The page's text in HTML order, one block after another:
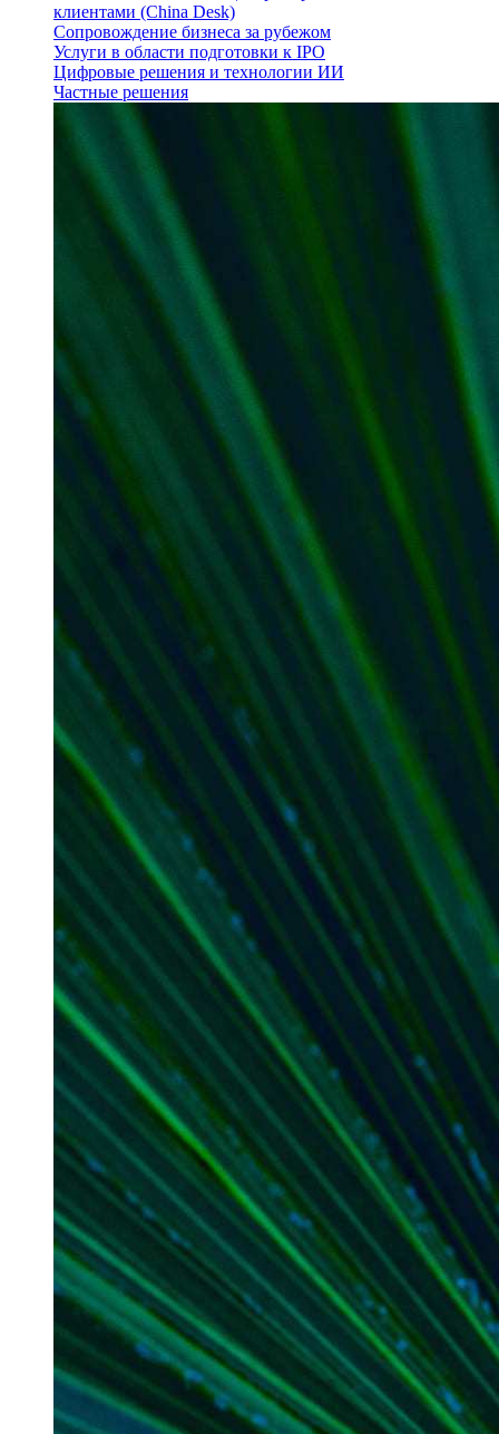
клиентами (China Desk)
Сопровождение бизнеса за рубежом
Услуги в области подготовки к IPO
Цифровые решения и технологии ИИ
Частные решения